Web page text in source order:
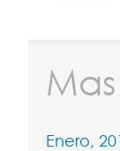
Enero,